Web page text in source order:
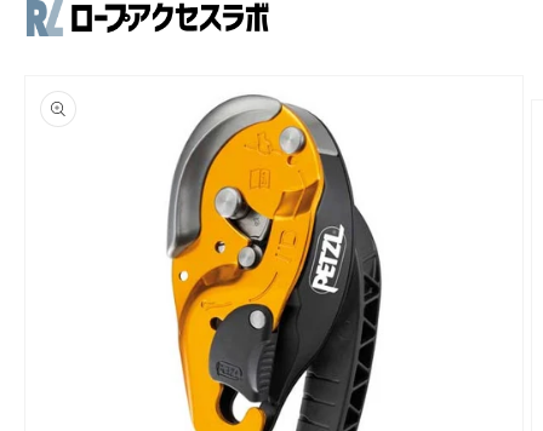
ンツに
Open mobile menu
Close mobile menu
報にス
キップ